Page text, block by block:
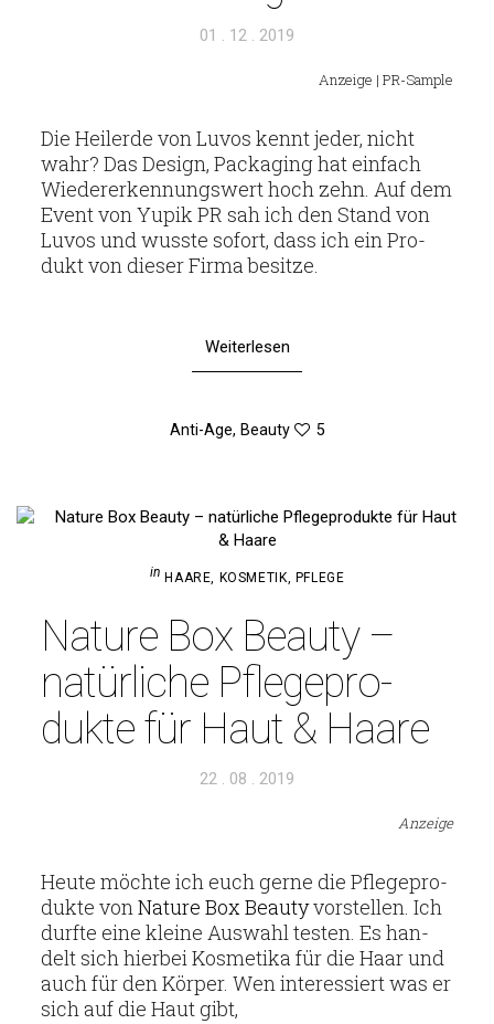
Veröffentlicht
01 . 12 . 2019
Anzeige | PR-Sample
Die Heil­erde von Luvos kennt jeder, nicht
wahr? Das Design, Pack­a­ging hat ein­fach
Wie­der­erken­nungs­wert hoch zehn. Auf dem
Event von Yupik PR sah ich den Stand von
Luvos und wusste sofort, dass ich ein Pro­
dukt von dieser Firma besitze.
Weiterlesen
Anti-Age, Beauty 5
in HAARE, KOSMETIK, PFLEGE
Nature Box Beauty –
natür­liche Pfle­ge­pro­
dukte für Haut & Haare
Veröffentlicht
22 . 08 . 2019
Anzeige
Heute möchte ich euch gerne die Pfle­ge­pro­
dukte vonNature Box Beautyvor­stellen. Ich
durfte eine kleine Aus­wahl testen. Es han­
delt sich hierbei Kos­me­tika für die Haar und
auch für den Körper. Wen inter­es­siert was er
sich auf die Haut gibt,